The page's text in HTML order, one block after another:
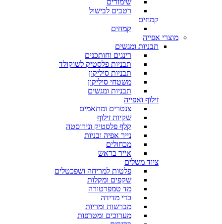
שימורים
רטבים לבישול
קמחים
קמחים
מוצרי אפייה
תבניות ומגשים
רינגים וחותכנים
תבניות פלסטיק לשוקולד
תבניות סיליקון
משטחי סיליקון
תבניות ומגשים
זילוף ואפייה
צנטרים ומתאמים
שקיות זילוף
קלף פלסטיק ונירוסטה
נייר אפיה ובניות
מכחולים
אייר בראש
ציוד משלים
פלטות למריחה ושפכטלים
שקפים ומקלות
מד טמפרטורה
כדי מדידה
מברשות ומריות
מערוכים ומטרפות